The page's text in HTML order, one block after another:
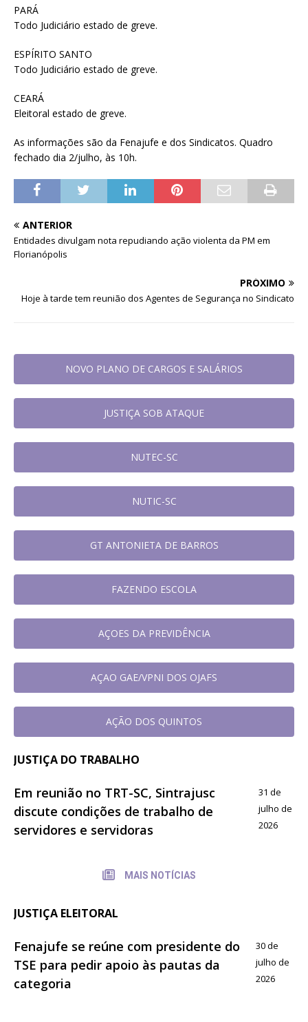
PARÁ
Todo Judiciário estado de greve.
ESPÍRITO SANTO
Todo Judiciário estado de greve.
CEARÁ
Eleitoral estado de greve.
As informações são da Fenajufe e dos Sindicatos. Quadro
fechado dia 2/julho, às 10h.
ANTERIOR
Entidades divulgam nota repudiando ação violenta da PM em
Florianópolis
PRÓXIMO
Hoje à tarde tem reunião dos Agentes de Segurança no Sindicato
NOVO PLANO DE CARGOS E SALÁRIOS
JUSTIÇA SOB ATAQUE
NUTEC-SC
NUTIC-SC
GT ANTONIETA DE BARROS
FAZENDO ESCOLA
AÇOES DA PREVIDÊNCIA
AÇAO GAE/VPNI DOS OJAFS
AÇÃO DOS QUINTOS
JUSTIÇA DO TRABALHO
Em reunião no TRT-SC, Sintrajusc
discute condições de trabalho de
servidores e servidoras
31 de
julho de
2026
MAIS NOTÍCIAS
JUSTIÇA ELEITORAL
Fenajufe se reúne com presidente do
TSE para pedir apoio às pautas da
categoria
30 de
julho de
2026